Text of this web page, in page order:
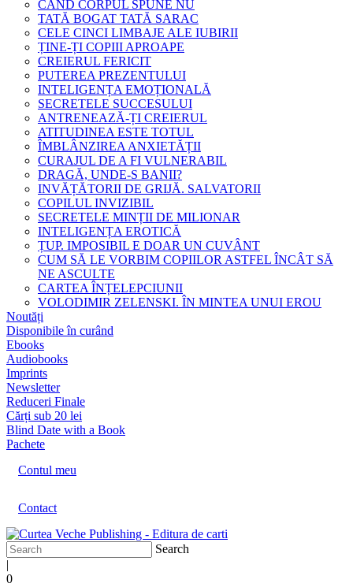
CÂND CORPUL SPUNE NU
TATĂ BOGAT TATĂ SARAC
CELE CINCI LIMBAJE ALE IUBIRII
ȚINE-ȚI COPIII APROAPE
CREIERUL FERICIT
PUTEREA PREZENTULUI
INTELIGENȚA EMOȚIONALĂ
SECRETELE SUCCESULUI
ANTRENEAZĂ-ȚI CREIERUL
ATITUDINEA ESTE TOTUL
ÎMBLÂNZIREA ANXIETĂȚII
CURAJUL DE A FI VULNERABIL
DRAGĂ, UNDE-S BANII?
INVĂȚĂTORII DE GRIJĂ. SALVATORII
COPILUL INVIZIBIL
SECRETELE MINȚII DE MILIONAR
INTELIGENȚA EROTICĂ
ȚUP. IMPOSIBIL E DOAR UN CUVÂNT
CUM SĂ LE VORBIM COPIILOR ASTFEL ÎNCÂT SĂ
NE ASCULTE
CARTEA ÎNȚELEPCIUNII
VOLODIMIR ZELENSKI. ÎN MINTEA UNUI EROU
Noutăți
Disponibile în curând
Ebooks
Audiobooks
Imprints
Newsletter
Reduceri Finale
Cărți sub 20 lei
Blind Date with a Book
Pachete
Contul meu
Contact
Search
|
0